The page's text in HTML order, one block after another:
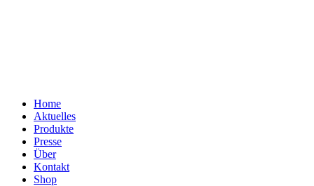
Home
Aktuelles
Produkte
Presse
Über
Kontakt
Shop